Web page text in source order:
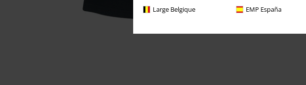
Large Belgique EMP España